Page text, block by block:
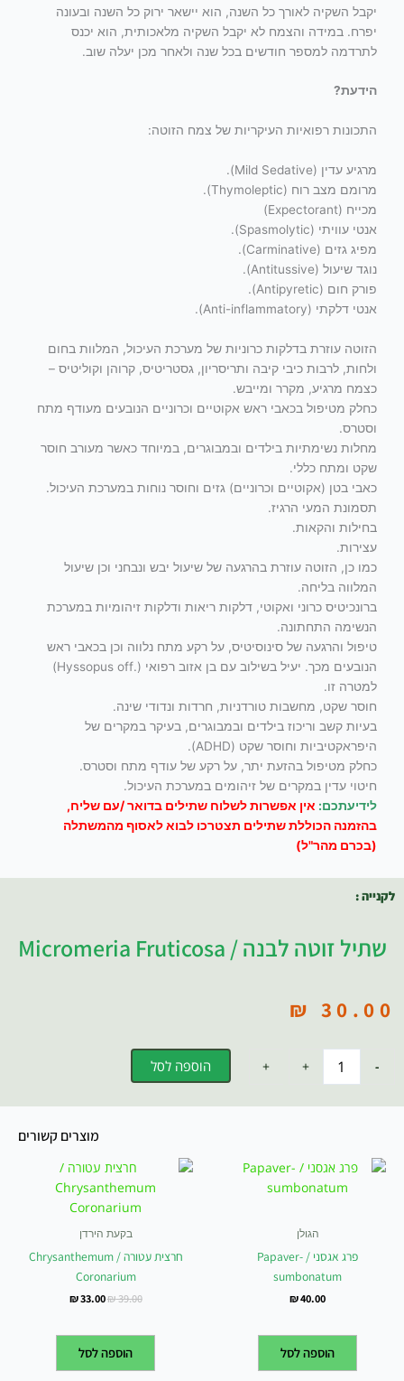
יקבל השקיה לאורך כל השנה, הוא יישאר ירוק כל השנה ובעונה
יפרח. במידה והצמח לא יקבל השקיה מלאכותית, הוא יכנס
לתרדמה למספר חודשים בכל שנה ולאחר מכן יעלה שוב.
הידעת?
התכונות רפואיות העיקריות של צמח הזוטה:
מרגיע עדין (Mild Sedative).
מרומם מצב רוח (Thymoleptic).
מכייח (Expectorant)
אנטי עוויתי (Spasmolytic).
מפיג גזים (Carminative).
נוגד שיעול (Antitussive).
פורק חום (Antipyretic).
אנטי דלקתי (Anti-inflammatory).
הזוטה עוזרת בדלקות כרוניות של מערכת העיכול, המלוות בחום
ולחות, לרבות כיבי קיבה ותריסריון, גסטריטיס, קרוהן וקוליטיס –
כצמח מרגיע, מקרר ומייבש.
כחלק מטיפול בכאבי ראש אקוטיים וכרוניים הנובעים מעודף מתח
וסטרס.
מחלות נשימתיות בילדים ובמבוגרים, במיוחד כאשר מעורב חוסר
שקט ומתח כללי.
כאבי בטן (אקוטיים וכרוניים) גזים וחוסר נוחות במערכת העיכול.
תסמונת המעי הרגיז.
בחילות והקאות.
עצירות.
כמו כן, הזוטה עוזרת בהרגעה של שיעול יבש ונבחני וכן שיעול
המלווה בליחה.
ברונכיטיס כרוני ואקוטי, דלקות ריאות ודלקות זיהומיות במערכת
הנשימה התחתונה.
טיפול והרגעה של סינוסיטיס, על רקע מתח נלווה וכן בכאבי ראש
הנובעים מכך. יעיל בשילוב עם בן אזוב רפואי (.Hyssopus off)
למטרה זו.
חוסר שקט, מחשבות טורדניות, חרדות ונדודי שינה.
בעיות קשב וריכוז בילדים ובמבוגרים, בעיקר במקרים של
היפראקטיביות וחוסר שקט (ADHD).
כחלק מטיפול בהזעת יתר, על רקע של עודף מתח וסטרס.
חיטוי עדין במקרים של זיהומים במערכת העיכול.
לידיעתכם: אין אפשרות לשלוח שתילים בדואר /עם שליח,
בהזמנה הכוללת שתילים תצטרכו לבוא לאסוף מהמשתלה
(בכרם מהר"ל)
לקנייה :
שתיל זוטה לבנה / Micromeria Fruticosa
₪ 30.00
--
זוטה
Micromeria
fruticosa
+
+ הוספה לסל
מוצרים קשורים
הגולן
פרג אגסני / Papaver-
sumbonatum
₪40.00
הוספה לסל
בקעת הירדן
חרצית עטורה / Chrysanthemum
Coronarium
₪39.00
המחיר
המקורי
היה:
₪ 39.00.
₪33.00
המחיר
הוא:
₪ 33.00.
הוספה לסל